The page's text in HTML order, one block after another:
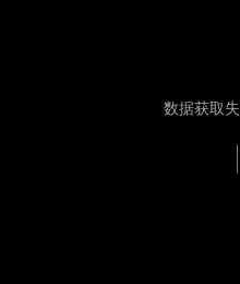
数据获取